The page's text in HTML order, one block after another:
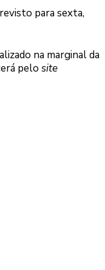
para sexta,
na marginal da
pelo site